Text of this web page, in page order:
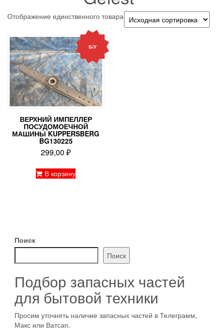
Отображение единственного товара
Б/У
ВЕРХНИЙ ИМПЕЛЛЕР
ПОСУДОМОЕЧНОЙ
МАШИНЫ KUPPERSBERG
BG130225
299,00₽
В корзину
Поиск
Поиск
Подбор запасных частей
для бытовой техники
Просим уточнять наличие запасных частей в Телеграмм,
Макс или Ватсап.